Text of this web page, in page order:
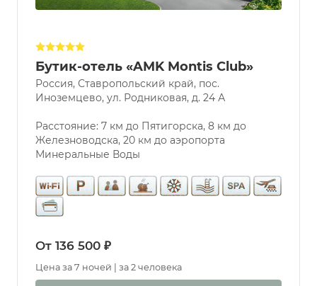
Бутик-отель «AMK Montis Club»
Россия, Ставропольский край, пос.
Иноземцево, ул. Родниковая, д. 24 А
Расстояние: 7 км до Пятигорска, 8 км до
Железноводска, 20 км до аэропорта
Минеральные Воды
От 136 500 ₽
Цена за 7 ночей | за 2 человека